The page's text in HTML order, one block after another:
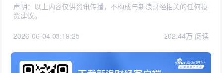
声明：以上内容仅供资讯传播，不构成与新浪财经相关的任何投
资建议。
2026-06-04 03:19:25 202.44万 阅读